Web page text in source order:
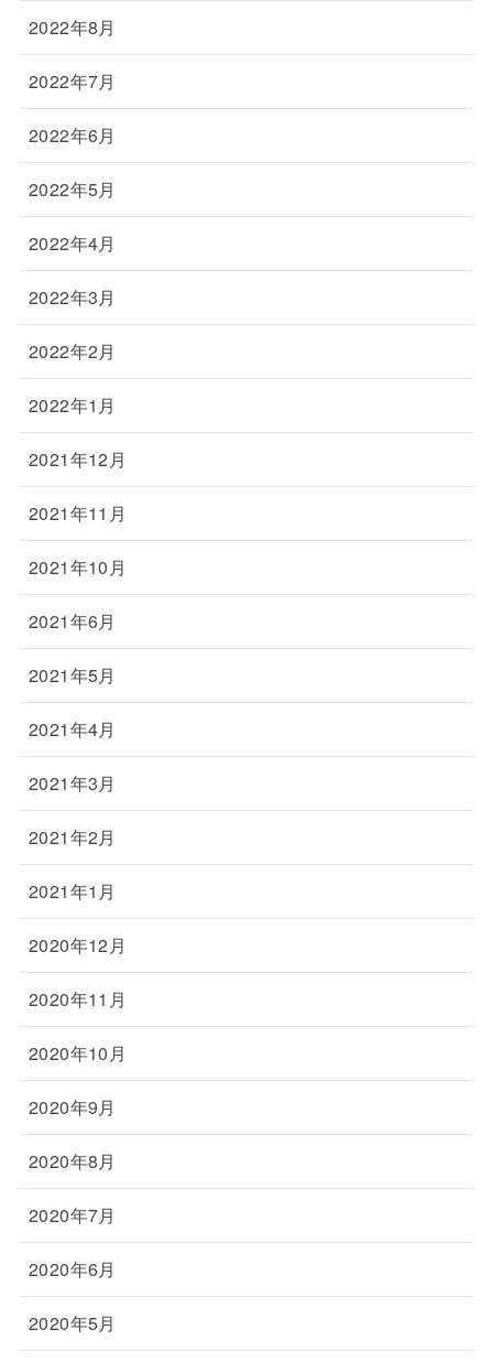
2022年8月
2022年7月
2022年6月
2022年5月
2022年4月
2022年3月
2022年2月
2022年1月
2021年12月
2021年11月
2021年10月
2021年6月
2021年5月
2021年4月
2021年3月
2021年2月
2021年1月
2020年12月
2020年11月
2020年10月
2020年9月
2020年8月
2020年7月
2020年6月
2020年5月